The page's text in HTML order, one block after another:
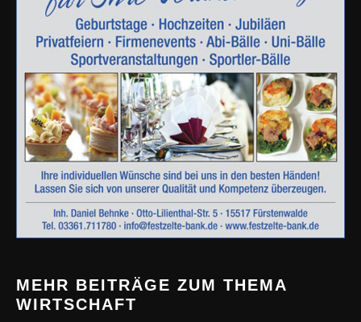
MEHR BEITRÄGE ZUM THEMA
WIRTSCHAFT